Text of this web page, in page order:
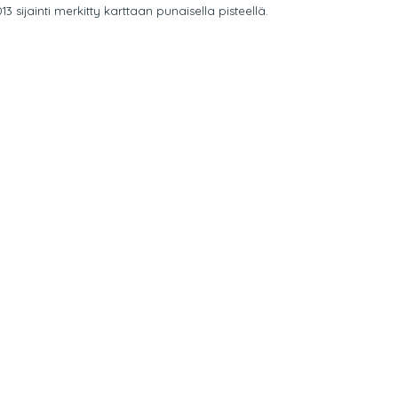
sijainti merkitty karttaan punaisella pisteellä.